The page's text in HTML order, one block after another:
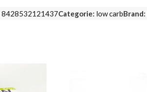
8428532121437Categorie: low carbBrand: